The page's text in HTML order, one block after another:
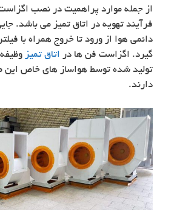
از جمله موارد پراهمیت در نصب
فرآیند تهویه در اتاق تمیز می باشد.
دائمی هوا از ورود تا خروج همراه با
گیرد. اگزاست فن ها در اتاق تمیز
تولید شده توسط هواساز های خاص این
دارند.